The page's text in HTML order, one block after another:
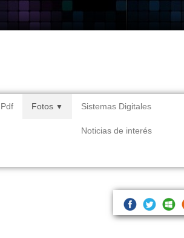
Fotos ▼ Sistemas Digitales
Noticias de interés